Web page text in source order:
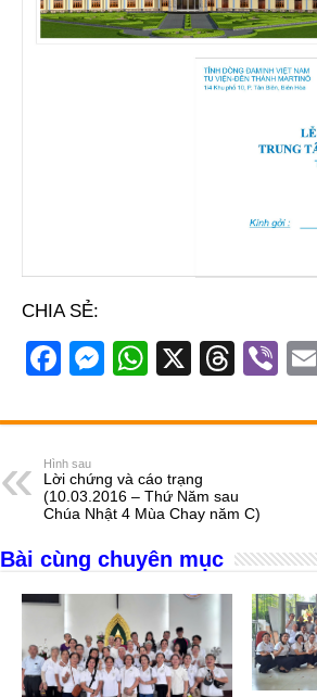
CHIA SẺ:
F
c
e
b
o
o
k
M
ss
n
g
er
W
at
A
p
p
X T
e
d
s
Vi
er
Hình sau
Lời chứng và cáo trạng
(10.03.2016 – Thứ Năm sau
Chúa Nhật 4 Mùa Chay năm C)
Bài cùng chuyên mục